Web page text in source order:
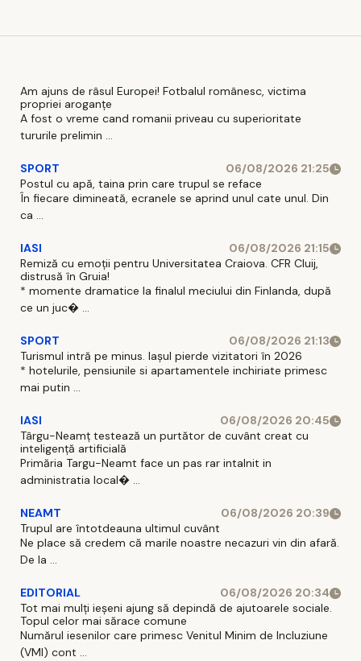
Am ajuns de râsul Europei! Fotbalul românesc, victima
propriei aroganțe
A fost o vreme cand romanii priveau cu superioritate
tururile prelimin ...
SPORT
06/08/2026 21:25
Postul cu apă, taina prin care trupul se reface
În fiecare dimineată, ecranele se aprind unul cate unul. Din
ca ...
IASI
06/08/2026 21:15
Remiză cu emoții pentru Universitatea Craiova. CFR Cluij,
distrusă în Gruia!
* momente dramatice la finalul meciului din Finlanda, după
ce un juc� ...
SPORT
06/08/2026 21:13
Turismul intră pe minus. Iașul pierde vizitatori în 2026
* hotelurile, pensiunile si apartamentele inchiriate primesc
mai putin ...
IASI
06/08/2026 20:45
Târgu-Neamț testează un purtător de cuvânt creat cu
inteligență artificială
Primăria Targu-Neamt face un pas rar intalnit in
administratia local� ...
NEAMT
06/08/2026 20:39
Trupul are întotdeauna ultimul cuvânt
Ne place să credem că marile noastre necazuri vin din afară.
De la ...
EDITORIAL
06/08/2026 20:34
Tot mai mulți ieșeni ajung să depindă de ajutoarele sociale.
Topul celor mai sărace comune
Numărul iesenilor care primesc Venitul Minim de Incluziune
(VMI) cont ...